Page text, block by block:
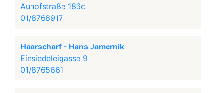
Auhofstraße 186c
01/8768917
Haarscharf - Hans Jamernik
Einsiedeleigasse 9
01/8765661